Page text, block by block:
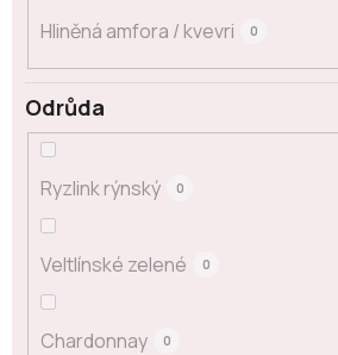
Odrůda
Ryzlink rýnský 0
Veltlínské zelené 0
Chardonnay 0
Hliněná amfora / kvevri 0